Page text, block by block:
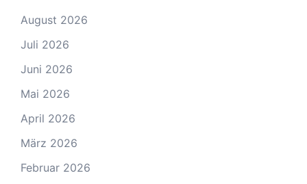
August 2026
Juli 2026
Juni 2026
Mai 2026
April 2026
März 2026
Februar 2026